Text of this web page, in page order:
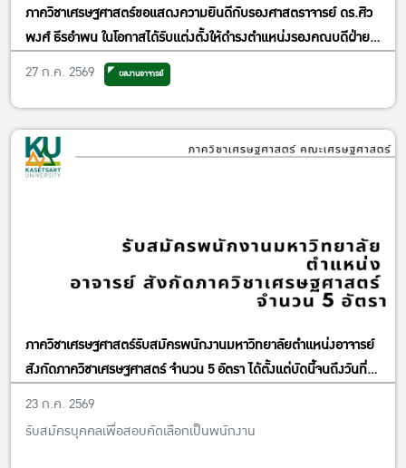
ภาควิชาเศรษฐศาสตร์ขอแสดงความยินดีกับรองศาสตราจารย์ ดร.ศิว
พงศ์ ธีรอำพน ในโอกาสได้รับแต่งตั้งให้ดำรงตำแหน่งรองคณบดีฝ่าย
วิจัยและพันธกิจเพื่อสังคม
27 ก.ค. 2569 ผลงานอาจารย์
ภาควิชาเศรษฐศาสตร์รับสมัครพนักงานมหาวิทยาลัยตำแหน่งอาจารย์
สังกัดภาควิชาเศรษฐศาสตร์ จำนวน 5 อัตรา ได้ตั้งแต่บัดนี้จนถึงวันที่
13 พฤศจิกายน พ.ศ. 2569
23 ก.ค. 2569
รับสมัครบุคคลเพื่อสอบคัดเลือกเป็นพนักงาน